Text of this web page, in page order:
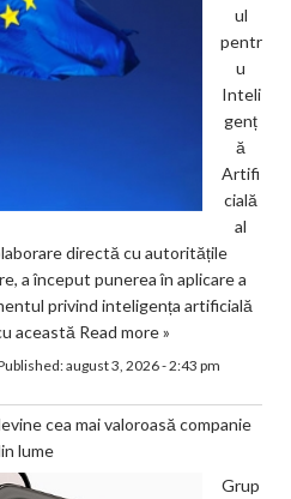
ul
pentr
u
Inteli
genț
ă
Artifi
cială
al
directă cu autoritățile
a început punerea în aplicare a
privind inteligența artificială
această Read more »
august 3, 2026 - 2:43 pm
cea mai valoroasă companie
lume
Grup